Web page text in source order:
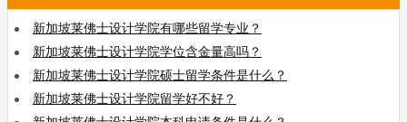
新加坡莱佛士设计学院有哪些留学专业？
新加坡莱佛士设计学院学位含金量高吗？
新加坡莱佛士设计学院硕士留学条件是什么？
新加坡莱佛士设计学院留学好不好？